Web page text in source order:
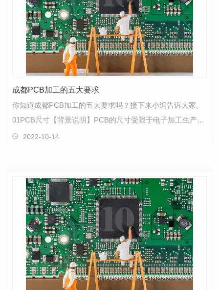
成都PCB加工的五大要求
你知道成都PCB加工的五大要求吗？接下来小编告诉大家。
01PCB尺寸【背景说明】PCB的尺寸受限于电子加工生产线
设备的能力，因此，在产品系统方案设计时应考虑合适的…
2022-10-14